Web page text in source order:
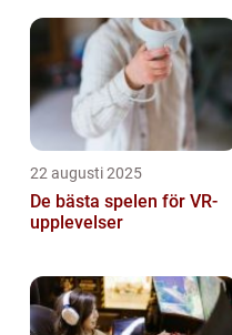
22 augusti 2025
De bästa spelen för VR-
upplevelser